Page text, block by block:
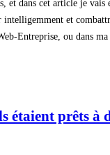
dans cet article je
et
Entreprise, ou dans
prêts à